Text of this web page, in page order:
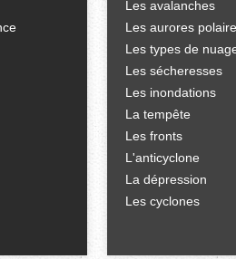
Les avalanches
Les aurores
Les types de
Les sécheresses
Les inondations
La tempête
Les fronts
L'anticyclone
La dépression
Les cyclones